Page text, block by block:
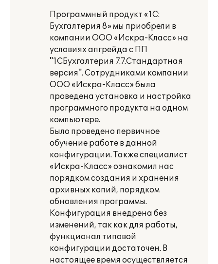
Программный продукт «1С:
Бухгалтерия 8» мы приобрели в
компании ООО «Искра-Класс» на
условиях апгрейда с ПП
"1СБухгалтерия 7.7.Стандартная
версия". Сотрудниками компании
ООО «Искра-Класс» была
проведена установка и настройка
программного продукта на одном
компьютере.
Было проведено первичное
обучение работе в данной
конфигурации. Также специалист
«Искра-Класс» ознакомил нас
порядком создания и хранения
архивных копий, порядком
обновления программы.
Конфигурация внедрена без
изменений, так как для работы,
функционал типовой
конфигурации достаточен. В
настоящее время осуществляется